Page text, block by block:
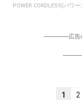
POWER CORDLESS(パワ
-----------------広
1 2